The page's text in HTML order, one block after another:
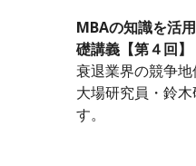
MBAの知識を活
礎講義【第４回】
衰退業界の競争
大場研究員・鈴
す。